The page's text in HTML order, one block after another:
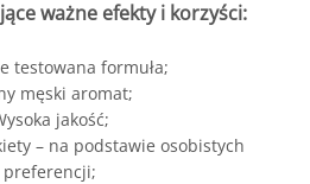
ważne efekty i korzyści:
testowana formuła;
męski aromat;
jakość;
– na podstawie osobistych
preferencji;